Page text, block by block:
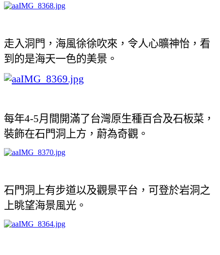
走入洞門，海風徐徐吹來，令人心曠神怡 ，看
到的是海天一色的美景。
每年4-5月間開滿了台灣原生種百合及石板菜，
裝飾在石門洞上方，蔚為奇觀。
石門洞上有步道以及觀景平台，可登於岩洞之
上眺望海景風光。